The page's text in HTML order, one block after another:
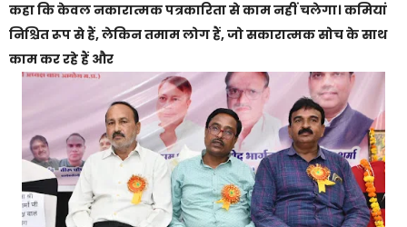
कहा कि केवल नकारात्मक पत्रकारिता से काम नहीं चलेगा। कमियां
निश्चित रूप से हैं, लेकिन तमाम लोग हैं, जो सकारात्मक सोच के साथ
काम कर रहे हैं और